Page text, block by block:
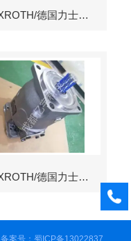
REXROTH/德国力士乐叶片泵
REXROTH/德国力士乐变量柱塞泵冶金